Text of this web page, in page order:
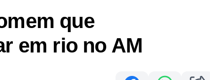
que
em rio no AM